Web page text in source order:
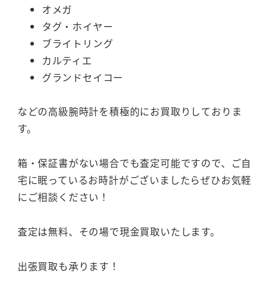
オメガ
タグ・ホイヤー
ブライトリング
カルティエ
グランドセイコー
などの高級腕時計を積極的にお買取りしておりま
す。
箱・保証書がない場合でも査定可能ですので、ご自
宅に眠っているお時計がございましたらぜひお気軽
にご相談ください！
査定は無料、その場で現金買取いたします。
出張買取も承ります！